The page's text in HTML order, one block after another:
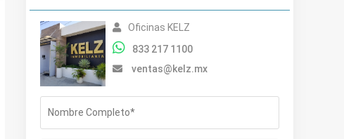
Oficinas KELZ
833 217 1100
ventas@kelz.mx